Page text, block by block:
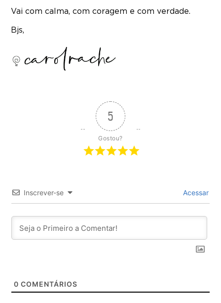
Vai com calma, com coragem e com verdade.
Bjs,
5
Gostou?
Inscrever-se Acessar
0 COMENTÁRIOS